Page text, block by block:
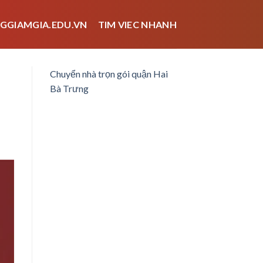
TIM VIEC NHANH
Chuyển nhà trọn gói quận Hai
Bà Trưng